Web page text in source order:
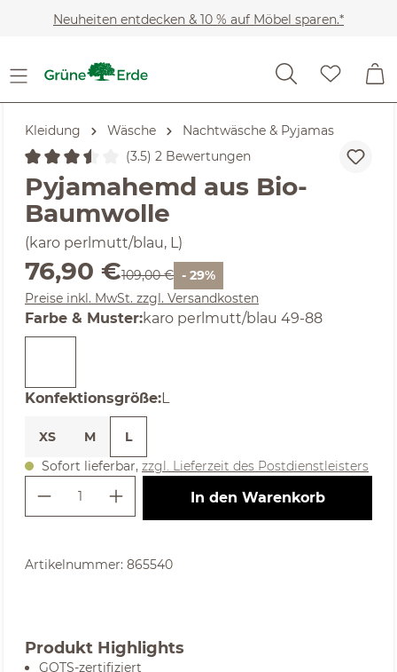
Zum Hauptinhalt springen
Neuheiten entdecken & 10 % auf Möbel sparen.*
Kleidung Wäsche Nachtwäsche & Pyjamas
Durchschnittliche Bewertung von 3.5 von 5 Sternen
(3.5) 2 Bewertungen
Pyjamahemd aus Bio-
Baumwolle
(karo perlmutt/blau, L)
Verkaufspreis:
76,90 €Regulärer Preis:
109,00 € - 29%
Preise inkl. MwSt. zzgl. Versandkosten
Farbe & Musterauswählen
:karo perlmutt/blau 49-88
Konfektionsgrößeauswählen
:L
XS M
L
Sofort lieferbar, zzgl. Lieferzeit des Postdienstleisters
Produkt Anzahl: Gib den
In den Warenkorb
Artikelnummer: 865540
Produkt Highlights
GOTS-zertifiziert